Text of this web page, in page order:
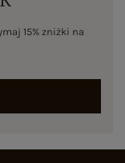
15% zniżki na